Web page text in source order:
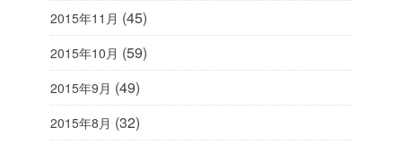
2015年11月 (45)
2015年10月 (59)
2015年9月 (49)
2015年8月 (32)